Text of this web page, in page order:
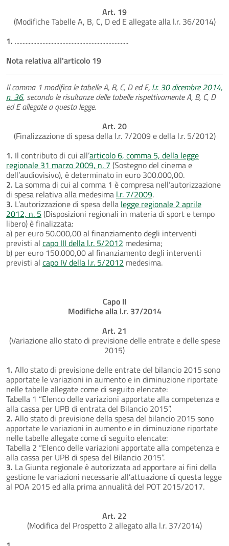
Art. 19
(Modifiche Tabelle A, B, C, D ed E allegate alla l.r. 36/2014)
1. ..........................................................................
Nota relativa all'articolo 19
Il comma 1 modifica le tabelle A, B, C, D ed E, l.r. 30 dicembre 2014,
n. 36, secondo le risultanze delle tabelle rispettivamente A, B, C, D
ed E allegate a questa legge.
Art. 20
(Finalizzazione di spesa della l.r. 7/2009 e della l.r. 5/2012)
1. Il contributo di cui all’articolo 6, comma 5, della legge
regionale 31 marzo 2009, n. 7 (Sostegno del cinema e
dell’audiovisivo), è determinato in euro 300.000,00.
2. La somma di cui al comma 1 è compresa nell’autorizzazione
di spesa relativa alla medesima l.r. 7/2009.
3. L’autorizzazione di spesa della legge regionale 2 aprile
2012, n. 5 (Disposizioni regionali in materia di sport e tempo
libero) è finalizzata:
a) per euro 50.000,00 al finanziamento degli interventi
previsti al capo III della l.r. 5/2012 medesima;
b) per euro 150.000,00 al finanziamento degli interventi
previsti al capo IV della l.r. 5/2012 medesima.
Capo II
Modifiche alla l.r. 37/2014
Art. 21
(Variazione allo stato di previsione delle entrate e delle spese
2015)
1. Allo stato di previsione delle entrate del bilancio 2015 sono
apportate le variazioni in aumento e in diminuzione riportate
nelle tabelle allegate come di seguito elencate:
Tabella 1 “Elenco delle variazioni apportate alla competenza e
alla cassa per UPB di entrata del Bilancio 2015”.
2. Allo stato di previsione della spesa del bilancio 2015 sono
apportate le variazioni in aumento e in diminuzione riportate
nelle tabelle allegate come di seguito elencate:
Tabella 2 “Elenco delle variazioni apportate alla competenza e
alla cassa per UPB di spesa del Bilancio 2015”.
3. La Giunta regionale è autorizzata ad apportare ai fini della
gestione le variazioni necessarie all’attuazione di questa legge
al POA 2015 ed alla prima annualità del POT 2015/2017.
Art. 22
(Modifica del Prospetto 2 allegato alla l.r. 37/2014)